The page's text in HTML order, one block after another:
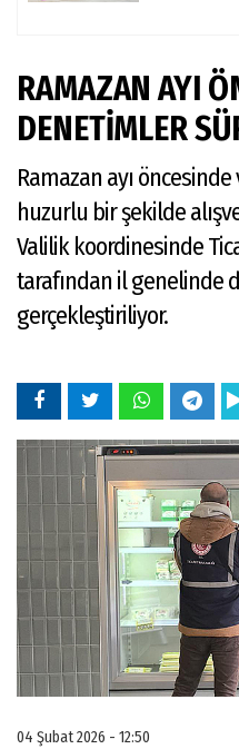
RAMAZAN AYI
DENETİMLER
Ramazan ayı
huzurlu bir şekilde
Valilik koordinesinde
tarafından il genelinde
gerçekleştiriliyor.
04 Şubat 2026 - 12:50